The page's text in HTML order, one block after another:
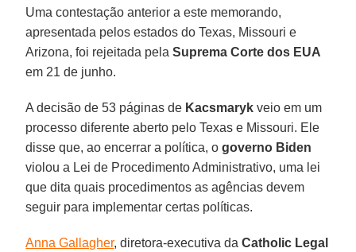
Uma contestação anterior a este memorando,
apresentada pelos estados do Texas, Missouri e
Arizona, foi rejeitada pelaSuprema Corte dos EUA
em 21 de junho.
A decisão de 53 páginas de Kacsmaryk veio em um
processo diferente aberto pelo Texas e Missouri. Ele
disse que, ao encerrar a política, ogoverno Biden
violou a Lei de Procedimento Administrativo, uma lei
que dita quais procedimentos as agências devem
seguir para implementar certas políticas.
Anna Gallagher, diretora-executiva daCatholic Legal